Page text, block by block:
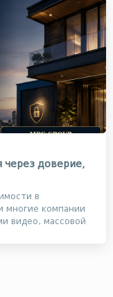
через доверие,
в
многие компании
видео, массовой